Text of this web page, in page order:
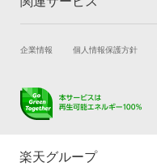
トップ
車検の基礎知識
試乗・商談
キズ修理予約
メンテナンス管理
企業情報 個人情報保護方針
楽天グループ